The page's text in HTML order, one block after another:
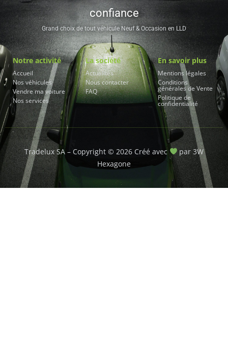
confiance
Grand choix de tout véhicule Neuf & Occasion en LLD
Notre activité
Accueil
Nos véhicules
Vendre ma voiture
Nos services
La société
Actualités
Nous contacter
FAQ
En savoir plus
Mentions légales
Conditions
générales de Vente
Politique de
confidentialité
Tradelux SA – Copyright © 2026 Créé avec
par 3W
Hexagone